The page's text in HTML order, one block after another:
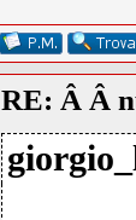
RE: Â Â